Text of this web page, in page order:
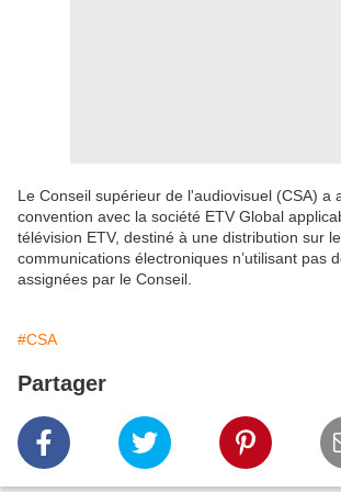
Le Conseil supérieur de l'audiovisuel (CSA) a
convention avec la société ETV Global
télévision ETV, destiné à une distribution sur
communications électroniques n’utilisant pas
assignées par le Conseil.
#CSA
Partager